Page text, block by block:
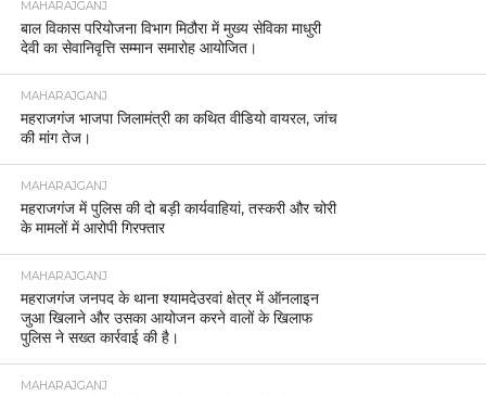
MAHARAJGANJ
बाल विकास परियोजना विभाग मिठौरा में मुख्य सेविका माधुरी
देवी का सेवानिवृत्ति सम्मान समारोह आयोजित।
MAHARAJGANJ
महराजगंज भाजपा जिलामंत्री का कथित वीडियो वायरल, जांच
की मांग तेज।
MAHARAJGANJ
महराजगंज में पुलिस की दो बड़ी कार्यवाहियां, तस्करी और चोरी
के मामलों में आरोपी गिरफ्तार
MAHARAJGANJ
महराजगंज जनपद के थाना श्यामदेउरवां क्षेत्र में ऑनलाइन
जुआ खिलाने और उसका आयोजन करने वालों के खिलाफ
पुलिस ने सख्त कार्रवाई की है।
MAHARAJGANJ